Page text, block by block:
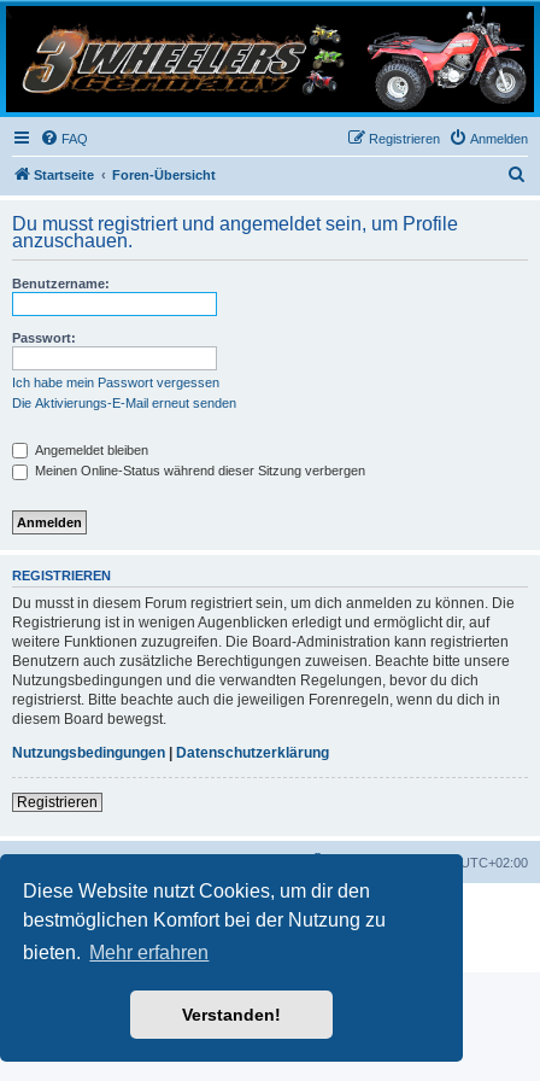
Diese Website nutzt Cookies, um dir den
bestmöglichen Komfort bei der Nutzung zu
bieten. Mehr erfahren
Verstanden!
3-Wheelers Germany
Honda, Yamaha, Kawasaki Trike
FAQ Anmelden
Registrieren
Startseite Foren-Übersicht
h
Du musst registriert und angemeldet sein, um Profile
anzuschauen.
Benutzername:
Passwort:
Ich habe mein Passwort vergessen
Die Aktivierungs-E-Mail erneut senden
Angemeldet bleiben
Meinen Online-Status während dieser Sitzung verbergen
REGISTRIEREN
Du musst in diesem Forum registriert sein, um dich anmelden zu können. Die
Registrierung ist in wenigen Augenblicken erledigt und ermöglicht dir, auf
weitere Funktionen zuzugreifen. Die Board-Administration kann registrierten
Benutzern auch zusätzliche Berechtigungen zuweisen. Beachte bitte unsere
Nutzungsbedingungen und die verwandten Regelungen, bevor du dich
registrierst. Bitte beachte auch die jeweiligen Forenregeln, wenn du dich in
diesem Board bewegst.
Nutzungsbedingungen
Datenschutzerklärung
Registrieren
UTC+02:00
Deutsche Übersetzung durchphpBB.de
Datenschutz